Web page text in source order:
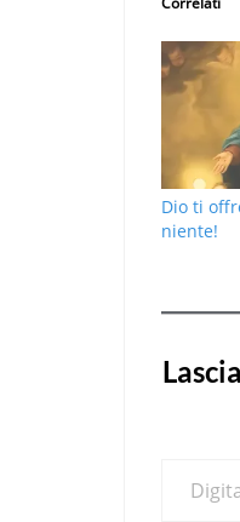
Dio ti
niente!